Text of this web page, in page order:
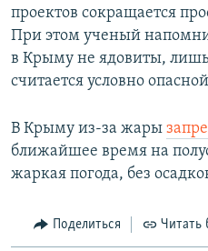
проектов сокращается
При этом ученый
в Крыму не ядовиты,
считается условно
В Крыму из-за жары
ближайшее время на
жаркая погода, без
Поделиться Читать